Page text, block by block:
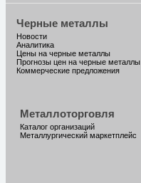
Черные металлы
Новости
Аналитика
Цены на черные металлы
Прогнозы цен на черные металлы
Коммерческие предложения
Металлоторговля
Каталог организаций
Металлургический маркетплейс